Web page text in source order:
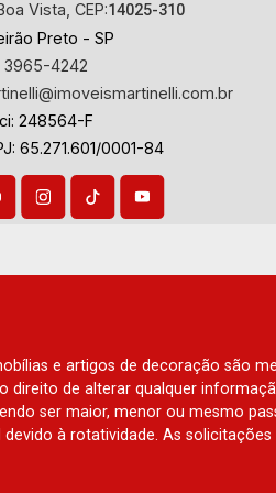
Vista, CEP:14025-310
Preto - SP
3965-4242
248564-F
65.271.601/0001-84
e artigos de decoração são
direito de alterar qualquer
ser maior, menor ou mesmo
à rotatividade. As